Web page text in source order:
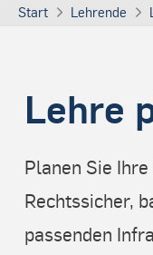
Start Lehrende
Lehre
Planen Sie
Rechtssicher,
passenden